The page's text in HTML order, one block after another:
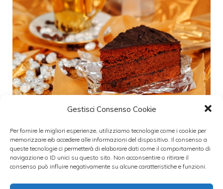
Gestisci Consenso Cookie
Per fornire le migliori esperienze, utilizziamo tecnologie come i cookie per
memorizzare e/o accedere alle informazioni del dispositivo. Il consenso a
queste tecnologie ci permetterà di elaborare dati come il comportamento di
navigazione o ID unici su questo sito. Non acconsentire o ritirare il
consenso può influire negativamente su alcune caratteristiche e funzioni.
Torta al cioccolato e peperoncino
8 Gennaio 2013